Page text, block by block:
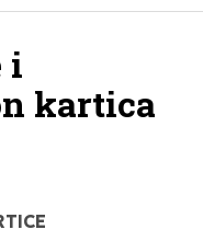
i
kartica